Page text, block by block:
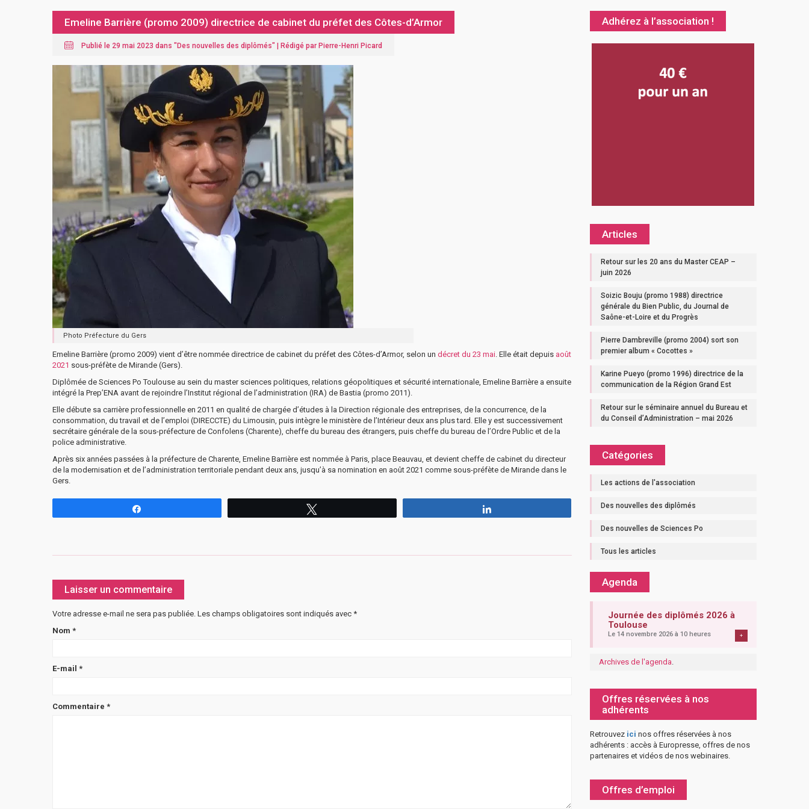
Emeline Barrière (promo 2009) directrice de cabinet du préfet des Côtes-d’Armor
Publié le 29 mai 2023 dans "Des nouvelles des diplômés" | Rédigé par Pierre-Henri Picard
Photo Préfecture du Gers
Emeline Barrière (promo 2009) vient d’être nommée directrice de cabinet du préfet des Côtes-d’Armor, selon un décret du 23 mai . Elle était depuis août
2021 sous-préfète de Mirande (Gers).
Diplômée de Sciences Po Toulouse au sein du master sciences politiques, relations géopolitiques et sécurité internationale, Emeline Barrière a ensuite
intégré la Prep’ENA avant de rejoindre l’Institut régional de l’administration (IRA) de Bastia (promo 2011).
Elle débute sa carrière professionnelle en 2011 en qualité de chargée d’études à la Direction régionale des entreprises, de la concurrence, de la
consommation, du travail et de l’emploi (DIRECCTE) du Limousin, puis intègre le ministère de l’Intérieur deux ans plus tard. Elle y est successivement
secrétaire générale de la sous-préfecture de Confolens (Charente), cheffe du bureau des étrangers, puis cheffe du bureau de l’Ordre Public et de la
police administrative.
Après six années passées à la préfecture de Charente, Emeline Barrière est nommée à Paris, place Beauvau, et devient cheffe de cabinet du directeur
de la modernisation et de l’administration territoriale pendant deux ans, jusqu’à sa nomination en août 2021 comme sous-préfète de Mirande dans le
Gers.
Laisser un commentaire
Votre adresse e-mail ne sera pas publiée. Les champs obligatoires sont indiqués avec *
Nom *
E-mail *
Commentaire *
Adhérez à l’association !
Articles
Retour sur les 20 ans du Master CEAP –
juin 2026
Soizic Bouju (promo 1988) directrice
générale du Bien Public, du Journal de
Saône-et-Loire et du Progrès
Pierre Dambreville (promo 2004) sort son
premier album « Cocottes »
Karine Pueyo (promo 1996) directrice de la
communication de la Région Grand Est
Retour sur le séminaire annuel du Bureau et
du Conseil d’Administration – mai 2026
Catégories
Les actions de l'association
Des nouvelles des diplômés
Des nouvelles de Sciences Po
Tous les articles
Agenda
Journée des diplômés 2026 à
Toulouse
Le 14 novembre 2026 à 10 heures +
Archives de l'agenda.
Offres réservées à nos
adhérents
Retrouvez ici nos offres réservées à nos
adhérents : accès à Europresse, offres de nos
partenaires et vidéos de nos webinaires.
Offres d’emploi